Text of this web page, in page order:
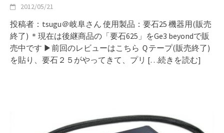
2012/05/21
投稿者：tsugu＠岐阜さん 使用製品：要石25 機器用(販売
終了) ＊現在は後継商品の「要石625」をGe3 beyondで販
売中です ▶︎前回のレビューはこちら Ｑテープ(販売終了)
を貼り、要石２５がやってきて、プリ […続きを読む]